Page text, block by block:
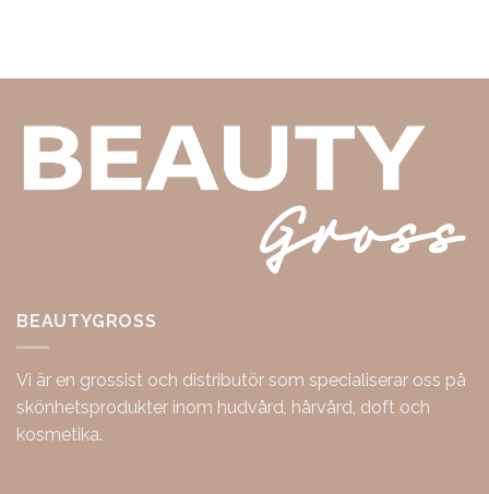
BEAUTYGROSS
Vi är en grossist och distributör som specialiserar oss på
skönhetsprodukter inom hudvård, hårvård, doft och
kosmetika.